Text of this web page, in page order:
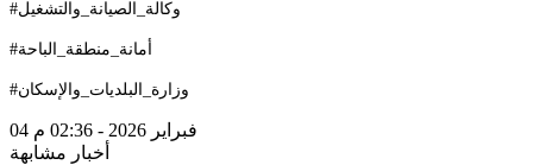
#وكالة_الصيانة_والتشغيل
#أمانة_منطقة_الباحة
#وزارة_البلديات_والإسكان
04 فبراير 2026 - 02:36 م
أخبار مشابهة